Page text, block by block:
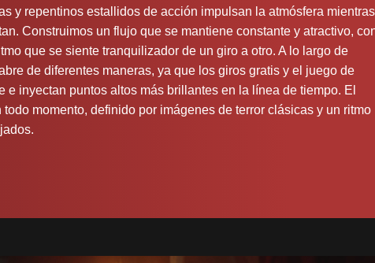
y repentinos estallidos de acción impulsan la atmósfera mientras
Construimos un flujo que se mantiene constante y atractivo,
que se siente tranquilizador de un giro a otro. A lo largo de
de diferentes maneras, ya que los giros gratis y el juego de
inyectan puntos altos más brillantes en la línea de tiempo. El
momento, definido por imágenes de terror clásicas y un ritmo